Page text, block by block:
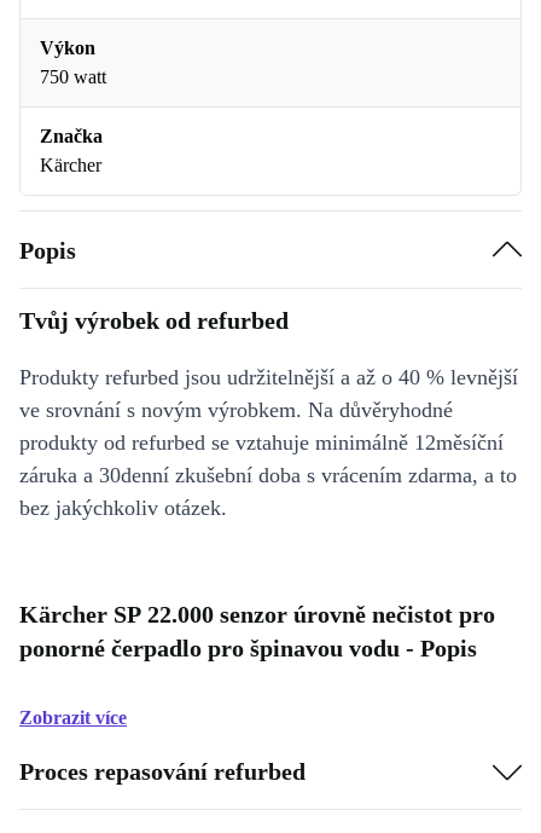
Výkon
750 watt
Značka
Kärcher
Popis
Tvůj výrobek od refurbed
Produkty refurbed jsou udržitelnější a až o 40 % levnější
ve srovnání s novým výrobkem. Na důvěryhodné
produkty od refurbed se vztahuje minimálně 12měsíční
záruka a 30denní zkušební doba s vrácením zdarma, a to
bez jakýchkoliv otázek.
Kärcher SP 22.000 senzor úrovně nečistot pro
ponorné čerpadlo pro špinavou vodu - Popis
Zobrazit více
Proces repasování refurbed